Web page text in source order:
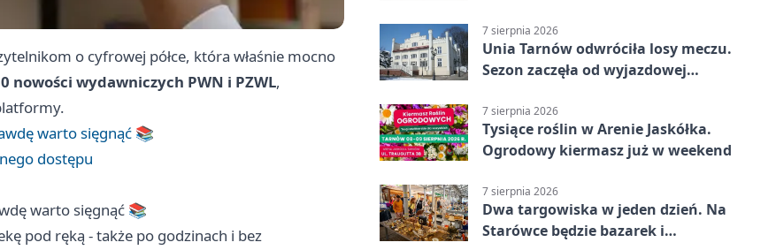
o cyfrowej półce, która właśnie mocno
nowości wydawniczych PWN i PZWL,
warto sięgnąć 📚
dostępu
warto sięgnąć 📚
pod ręką - także po godzinach i bez
7 sierpnia 2026
Unia Tarnów odwróciła losy meczu.
Sezon zaczęła od wyjazdowej
7 sierpnia 2026
Tysiące roślin w Arenie Jaskółka.
Ogrodowy kiermasz już w weekend
7 sierpnia 2026
Dwa targowiska w jeden dzień. Na
Starówce będzie bazarek i